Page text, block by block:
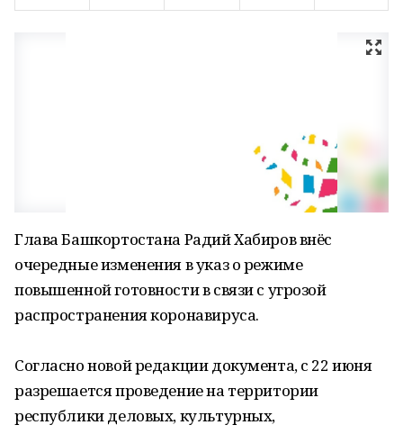
Глава Башкортостана Радий Хабиров внёс
очередные изменения в указ о режиме
повышенной готовности в связи с угрозой
распространения коронавируса.
Согласно новой редакции документа, с 22 июня
разрешается проведение на территории
республики деловых, культурных,